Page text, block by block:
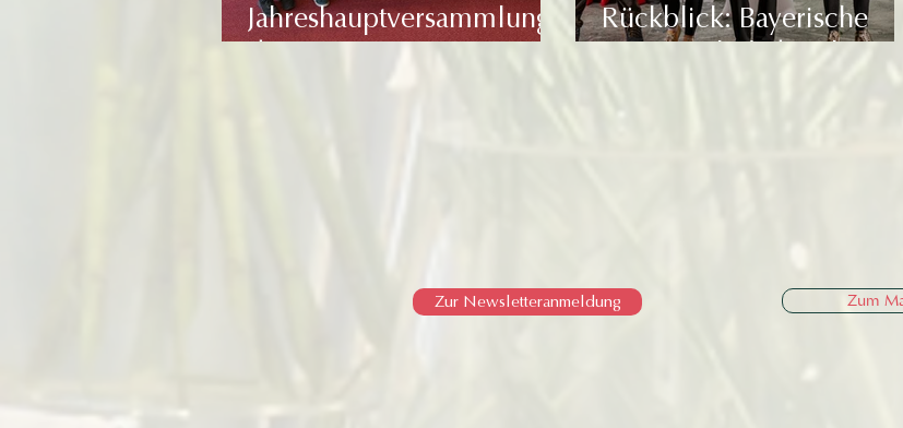
Jahreshauptversammlung
des FDF Bayern
Rückblick: Bayerische
Meisterschaft der Floristik
Zur Newsletteranmeldung Zum